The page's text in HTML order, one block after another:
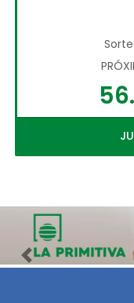
Imagen anterior